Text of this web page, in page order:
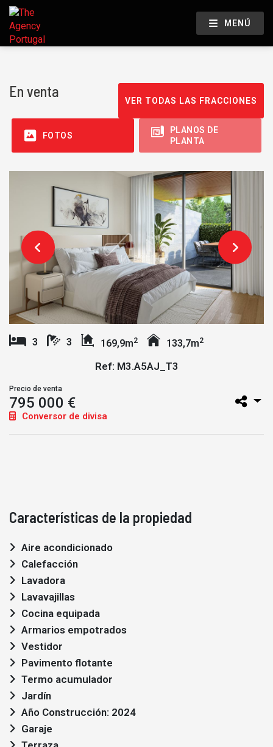
MENÚ
En venta
VER TODAS LAS FRACCIONES
FOTOS
PLANOS DE
PLANTA
3 3 169,9m2 133,7m2
Ref: M3.A5AJ_T3
Precio de venta
795 000 €
Conversor de divisa
Características de la propiedad
Aire acondicionado
Calefacción
Lavadora
Lavavajillas
Cocina equipada
Armarios empotrados
Vestidor
Pavimento flotante
Termo acumulador
Jardín
Año Construcción: 2024
Garaje